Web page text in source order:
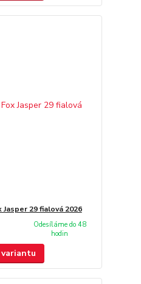
29 fialová 2026
Odesíláme do 48
hodin